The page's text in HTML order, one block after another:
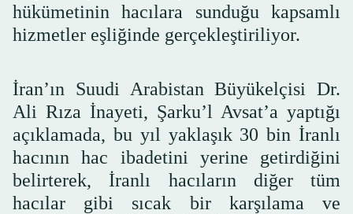
hükümetinin hacılara sunduğu kapsamlı
hizmetler eşliğinde gerçekleştiriliyor.
İran’ın Suudi Arabistan Büyükelçisi Dr.
Ali Rıza İnayeti, Şarku’l Avsat’a yaptığı
açıklamada, bu yıl yaklaşık 30 bin İranlı
hacının hac ibadetini yerine getirdiğini
belirterek, İranlı hacıların diğer tüm
hacılar gibi sıcak bir karşılama ve